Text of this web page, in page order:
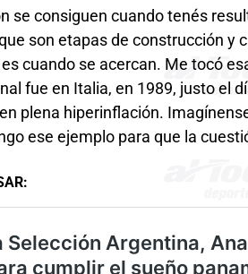
se consiguen cuando tenés
son etapas de construcción y
cuando se acercan. Me tocó
fue en Italia, en 1989, justo el
plena hiperinflación.
ese ejemplo para que la